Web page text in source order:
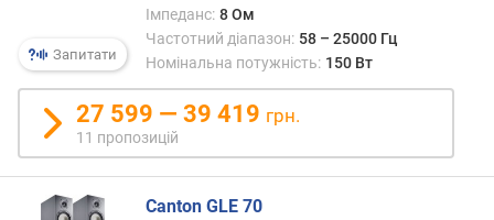
л
ь
к
і
с
т
к
Запитати
Імпеданс: 8 Ом
Частотний діапазон: 58 – 25000 Гц
Номінальна потужність: 150 Вт
27 599 — 39 419 грн.
11 пропозицій
Canton GLE 70